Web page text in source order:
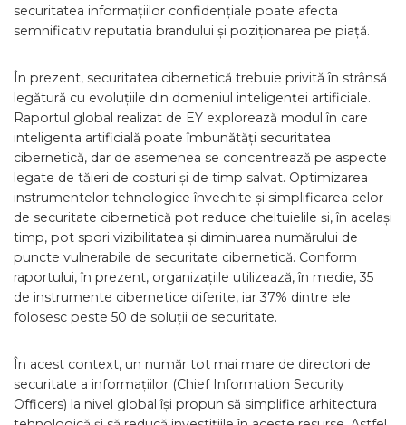
securitatea informațiilor confidențiale poate afecta
semnificativ reputația brandului și poziționarea pe piață.
În prezent, securitatea cibernetică trebuie privită în strânsă
legătură cu evoluțiile din domeniul inteligenței artificiale.
Raportul global realizat de EY explorează modul în care
inteligența artificială poate îmbunătăți securitatea
cibernetică, dar de asemenea se concentrează pe aspecte
legate de tăieri de costuri și de timp salvat. Optimizarea
instrumentelor tehnologice învechite și simplificarea celor
de securitate cibernetică pot reduce cheltuielile și, în același
timp, pot spori vizibilitatea și diminuarea numărului de
puncte vulnerabile de securitate cibernetică. Conform
raportului, în prezent, organizațiile utilizează, în medie, 35
de instrumente cibernetice diferite, iar 37% dintre ele
folosesc peste 50 de soluții de securitate.
În acest context, un număr tot mai mare de directori de
securitate a informațiilor (Chief Information Security
Officers) la nivel global își propun să simplifice arhitectura